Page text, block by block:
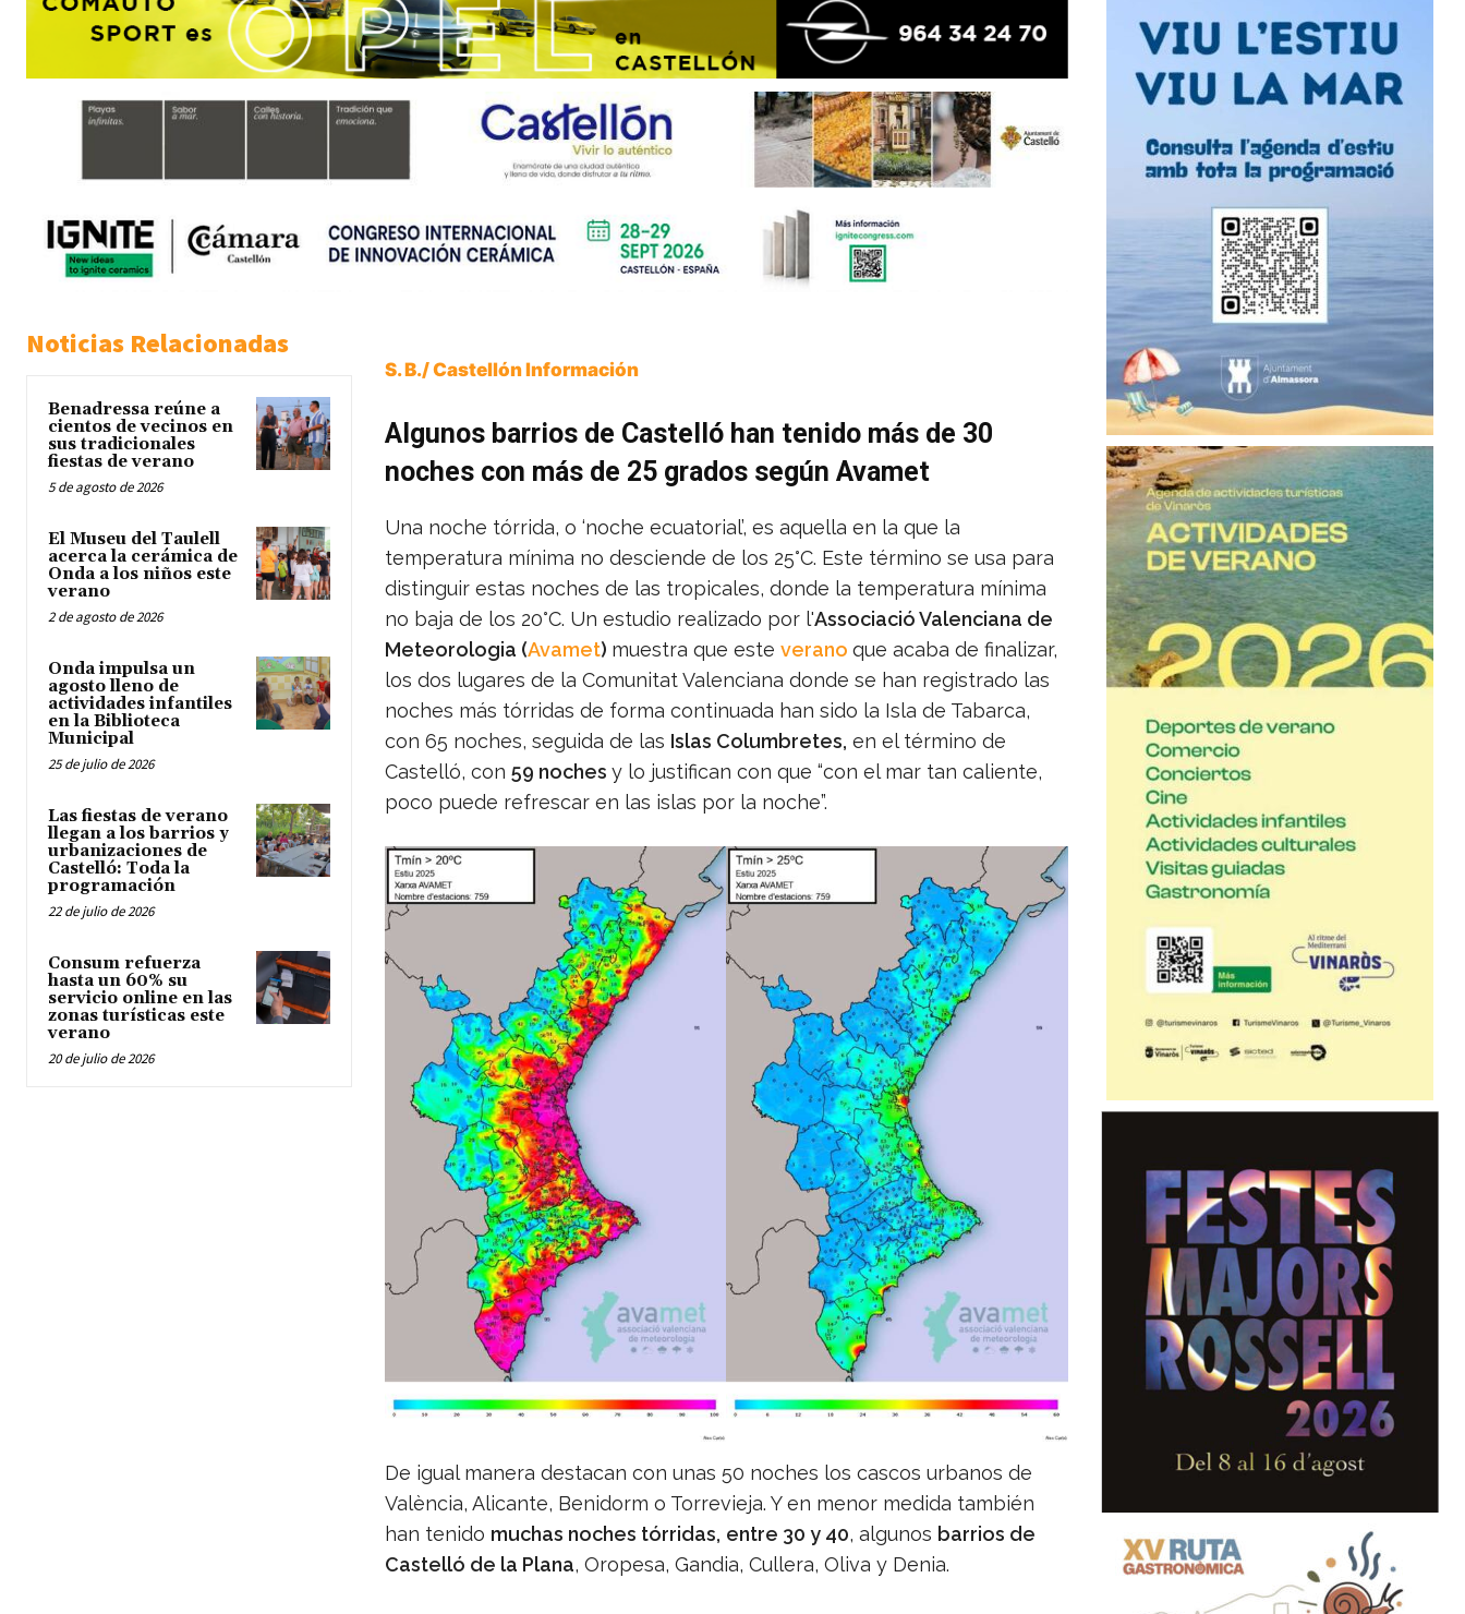
Noticias Relacionadas
Benadressa reúne a
cientos de vecinos en
sus tradicionales
fiestas de verano
5 de agosto de 2026
El Museu del Taulell
acerca la cerámica de
Onda a los niños este
verano
2 de agosto de 2026
Onda impulsa un
agosto lleno de
actividades infantiles
en la Biblioteca
Municipal
25 de julio de 2026
Las fiestas de verano
llegan a los barrios y
urbanizaciones de
Castelló: Toda la
programación
22 de julio de 2026
Consum refuerza
hasta un 60% su
servicio online en las
zonas turísticas este
verano
20 de julio de 2026
S. B./ Castellón Información
Algunos barrios de Castelló han tenido más de 30
noches con más de 25 grados según Avamet
Una noche tórrida, o ‘noche ecuatorial’, es aquella en la que la
temperatura mínima no desciende de los 25°C. Este término se usa para
distinguir estas noches de las tropicales, donde la temperatura mínima
no baja de los 20°C. Un estudio realizado por l'Associació Valenciana de
Meteorologia (Avamet) muestra que este verano que acaba de finalizar,
los dos lugares de la Comunitat Valenciana donde se han registrado las
noches más tórridas de forma continuada han sido la Isla de Tabarca,
con 65 noches, seguida de las Islas Columbretes, en el término de
Castelló, con 59 noches y lo justifican con que “con el mar tan caliente,
poco puede refrescar en las islas por la noche”.
De igual manera destacan con unas 50 noches los cascos urbanos de
València, Alicante, Benidorm o Torrevieja. Y en menor medida también
han tenido muchas noches tórridas, entre 30 y 40, algunos barrios de
Castelló de la Plana, Oropesa, Gandia, Cullera, Oliva y Denia.